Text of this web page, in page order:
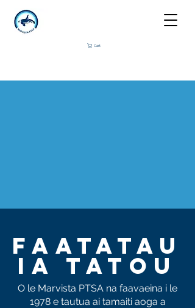
Cart
FAATATAU
IA TATOU
O le Marvista PTSA na faavaeina i le
1978 e tautua ai tamaiti aoga a